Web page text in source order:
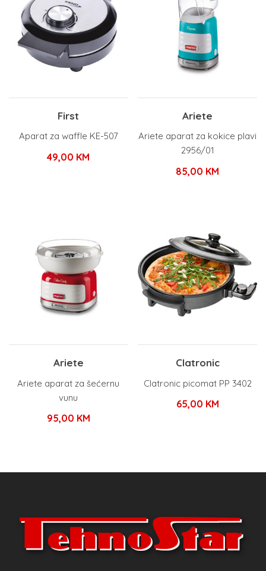
First
Aparat za waffle KE-507
49,00 KM
Ariete
Ariete aparat za kokice plavi
2956/01
85,00 KM
Ariete
Ariete aparat za šećernu
vunu
95,00 KM
Clatronic
Clatronic picomat PP 3402
65,00 KM